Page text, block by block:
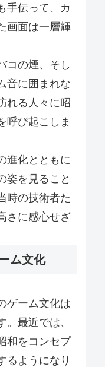
手伝って、カ
画面は一層輝
コの煙、そし
音に囲まれな
れる人々に昭
呼び起こしま
進化とともに
姿を見ること
時の技術者た
さに感心せざ
ム文化
ゲーム文化は
最近では、
和をコンセプ
るようになり